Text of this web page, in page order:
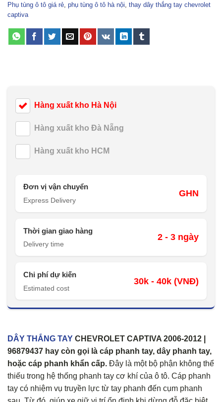
Phụ tùng ô tô giá rẻ phụ tùng ô tô hà nội thay dây thắng tay chevrolet
captiva
Hàng xuất kho Hà Nội
Hàng xuất kho Đà Nẵng
Hàng xuất kho HCM
Đơn vị vận chuyển
Express Delivery
GHN
Thời gian giao hàng
Delivery time
2 - 3 ngày
Chi phí dự kiến
Estimated cost
30k - 40k (VNĐ)
DÂY THẮNG TAY CHEVROLET CAPTIVA 2006-2012 |
96879437 hay còn gọi là cáp phanh tay, dây phanh tay,
hoặc cáp phanh khẩn cấp. Đây là một bộ phận không thể
thiếu trong hệ thống phanh tay cơ khí của ô tô. Cáp phanh
tay có nhiệm vụ truyền lực từ tay phanh đến cụm phanh